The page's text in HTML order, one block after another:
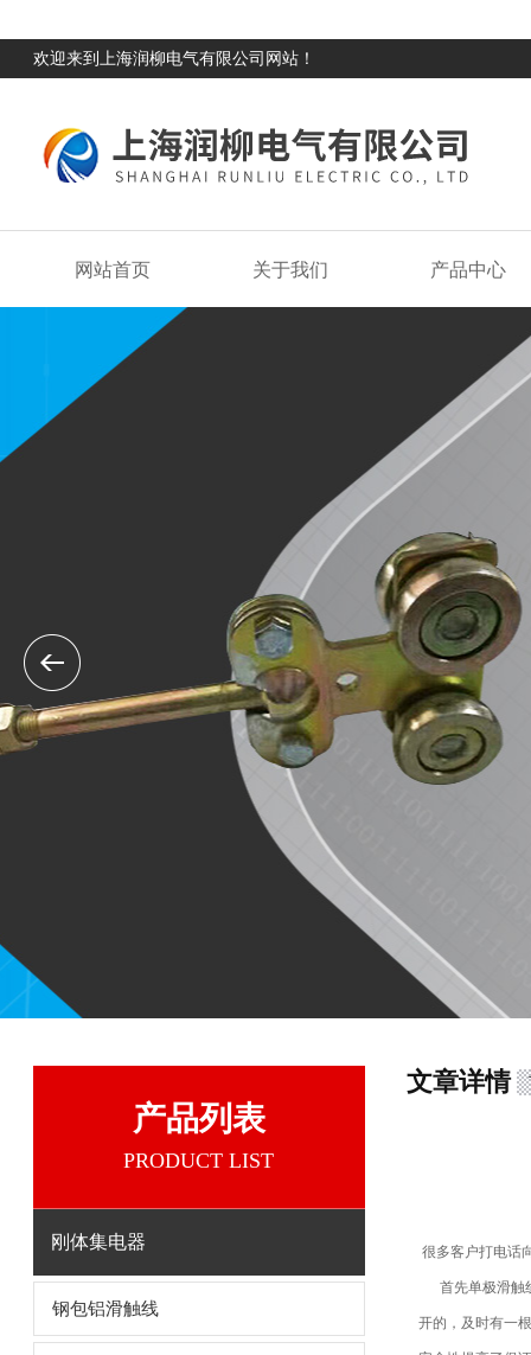
欢迎来到上海润柳电气有限公司网站！
网站首页 关于我们 产品中心
产品列表
PRODUCT LIST
刚体集电器
钢包铝滑触线
文章详情
很多客户打电话
首先单极滑触
开的，及时有一